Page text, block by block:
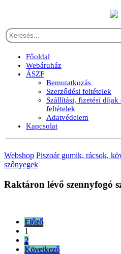
Főoldal
Webáruház
ÁSZF
Bemutatkozás
Szerződési feltételek
Szállítási, fizetési díjak
feltételek
Adatvédelem
Kapcsolat
Webshop Piszoár gumik, rácsok,
szőnyegek
Raktáron lévő szennyfogó
Előző
1
2
Következő